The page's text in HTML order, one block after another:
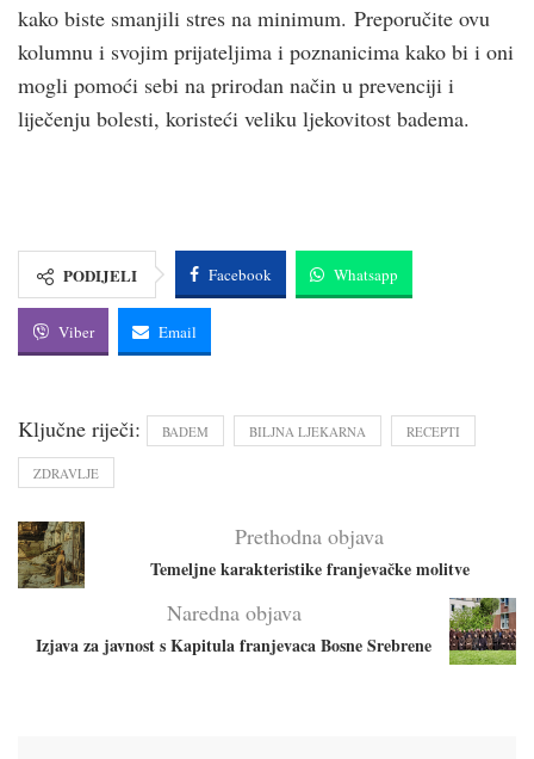
kako biste smanjili stres na minimum. Preporučite ovu
kolumnu i svojim prijateljima i poznanicima kako bi i oni
mogli pomoći sebi na prirodan način u prevenciji i
liječenju bolesti, koristeći veliku ljekovitost badema.
PODIJELI Facebook Whatsapp
Viber Email
Ključne riječi: BADEM BILJNA LJEKARNA RECEPTI
ZDRAVLJE
Prethodna objava
Temeljne karakteristike franjevačke molitve
Naredna objava
Izjava za javnost s Kapitula franjevaca Bosne Srebrene